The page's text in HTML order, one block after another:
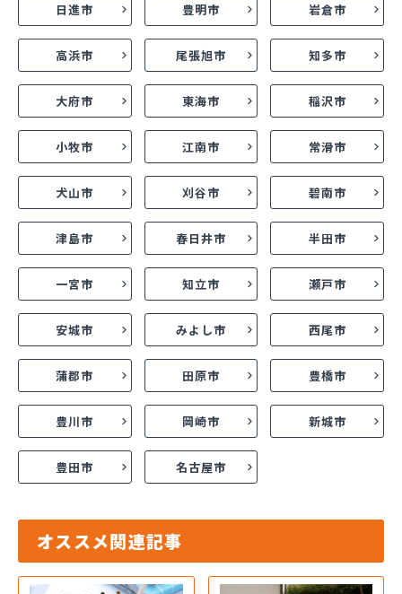
日進市 豊明市 岩倉市
高浜市 尾張旭市 知多市
大府市 東海市 稲沢市
小牧市 江南市 常滑市
犬山市 刈谷市 碧南市
津島市 春日井市 半田市
一宮市 知立市 瀬戸市
安城市 みよし市 西尾市
蒲郡市 田原市 豊橋市
豊川市 岡崎市 新城市
豊田市 名古屋市
オススメ関連記事